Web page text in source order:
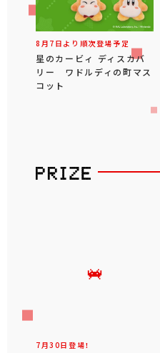
8月7日より順次登場予定
星のカービィ ディスカバ
リー ワドルディの町マス
コット
7月30日登場！